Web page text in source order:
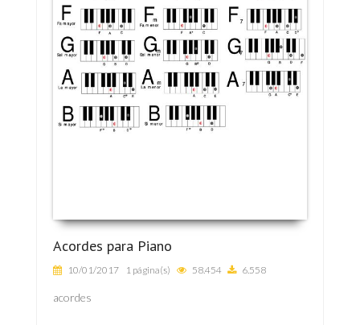
Acordes para Piano
10/01/2017 1 página(s) 58.454 6.558
acordes